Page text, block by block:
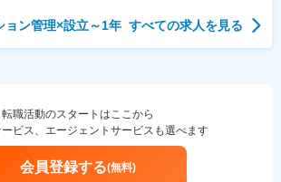
ョン管理×設立～1年 すべての求人を見る
転職活動のスタートはここから
ビス、エージェントサービスも選べます
会員登録する(無料)